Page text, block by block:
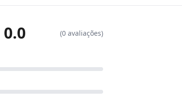
0.0 (0 avaliações)